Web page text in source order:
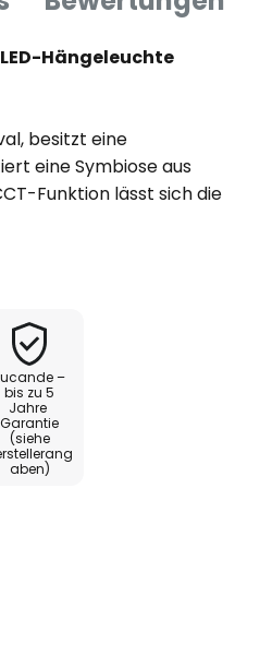
Hängeleuchte
besitzt eine
eine Symbiose aus
Funktion lässt sich die
die gewünschte
dabei eine
Tuyasmart ist die Leuchte
Steuerung über die
Die im Lieferumfang
Komfort für eine
Design fügt sich
Element jeder
–
bis zu 5
Jahre
Garantie
(siehe
aben)